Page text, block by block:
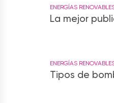
ENERGÍAS
La mejor
ENERGÍAS
Tipos de